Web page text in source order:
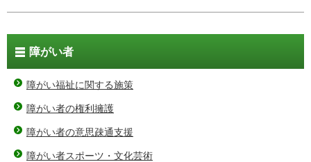
障がい者
障がい福祉に関する施策
障がい者の権利擁護
障がい者の意思疎通支援
障がい者スポーツ・文化芸術